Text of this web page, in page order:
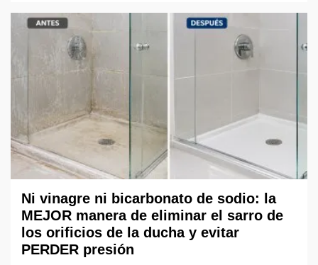
Ni vinagre ni bicarbonato de sodio: la
MEJOR manera de eliminar el sarro de
los orificios de la ducha y evitar
PERDER presión